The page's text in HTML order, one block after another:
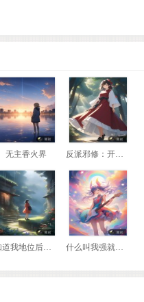
无主香火界 反派邪修：开局我是瘸腿老头
知道我地位后，前妻悔哭了 什么叫我强就该死？那我换到妖兽阵营！